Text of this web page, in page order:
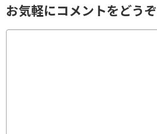
お気軽にコメントをどうぞ